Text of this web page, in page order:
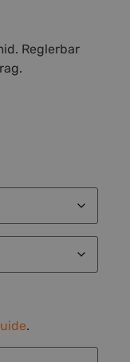
Reglerbar
.